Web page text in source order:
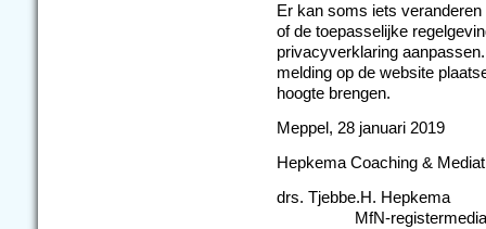
Er kan soms iets
of de toepasselijke
privacyverklaring
melding op de website
hoogte brengen.
Meppel, 28 januari 2019
Hepkema Coaching &
drs.
MfN-registermediator